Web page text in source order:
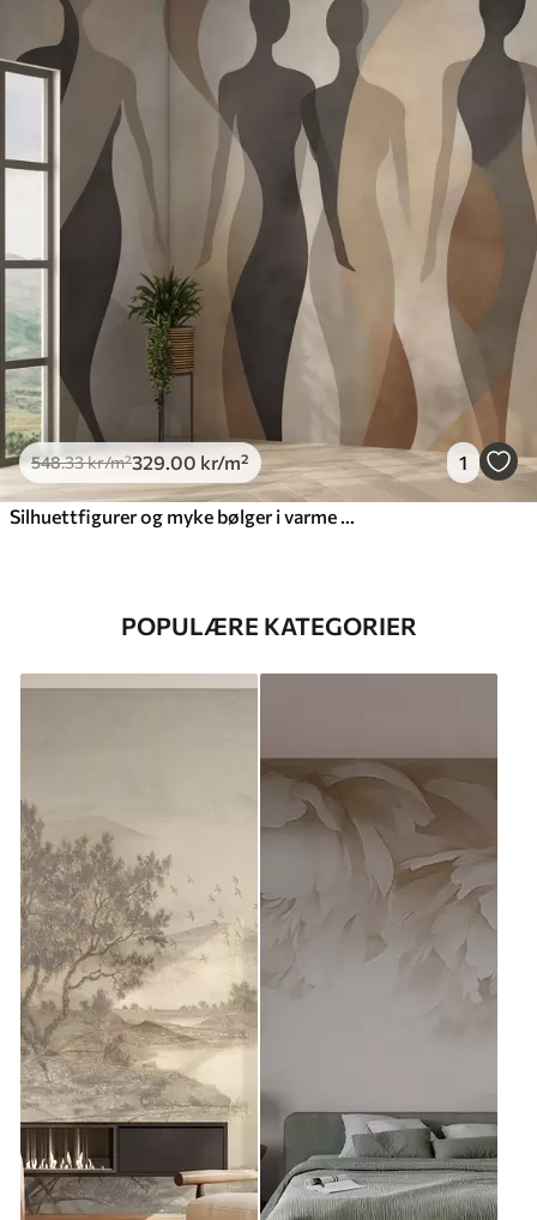
548.33kr/m²329.00 kr/m² 1
Silhuettfigurer og myke bølger i varme beige-grå toner
POPULÆRE KATEGORIER